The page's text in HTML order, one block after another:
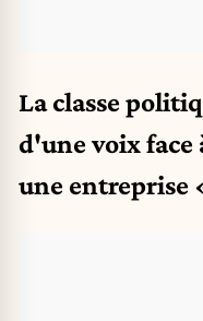
La classe
d'une voix face
une entreprise